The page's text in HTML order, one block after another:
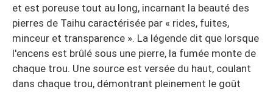
et est poreuse tout au long, incarnant la beauté des
pierres de Taihu caractérisée par « rides, fuites,
minceur et transparence ». La légende dit que lorsque
l'encens est brûlé sous une pierre, la fumée monte de
chaque trou. Une source est versée du haut, coulant
dans chaque trou, démontrant pleinement le goût